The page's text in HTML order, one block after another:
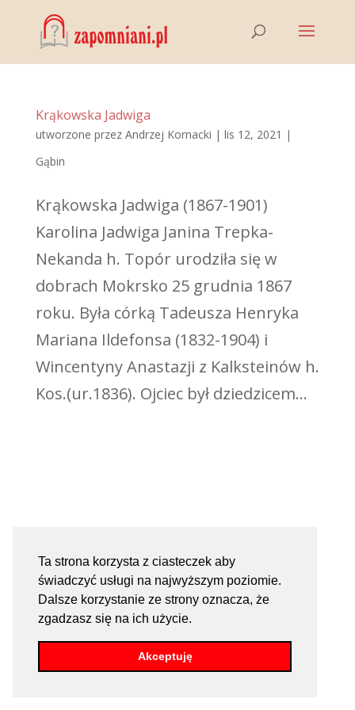
Ta strona korzysta z ciasteczek aby
świadczyć usługi na najwyższym poziomie.
Dalsze korzystanie ze strony oznacza, że
zgadzasz się na ich użycie.
Akceptuję
Krąkowska Jadwiga
utworzone przez Andrzej Kornacki | lis 12, 2021 |
Gąbin
Krąkowska Jadwiga (1867-1901)
Karolina Jadwiga Janina Trepka-
Nekanda h. Topór urodziła się w
dobrach Mokrsko 25 grudnia 1867
roku. Była córką Tadeusza Henryka
Mariana Ildefonsa (1832-1904) i
Wincentyny Anastazji z Kalksteinów h.
Kos.(ur.1836). Ojciec był dziedzicem...